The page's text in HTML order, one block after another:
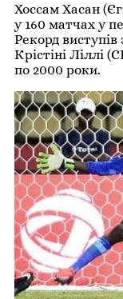
Хоссам Хасан
у 160 матчах у
Рекорд
Крістіні Ліллі
по 2000 роки.